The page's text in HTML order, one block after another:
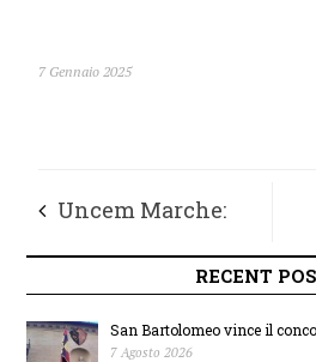
7 Gennaio 2025
Uncem Marche:
stop inaspettato ai
fondi per i piccoli
RECENT
San Bartolomeo vince il
7 Agosto 2026